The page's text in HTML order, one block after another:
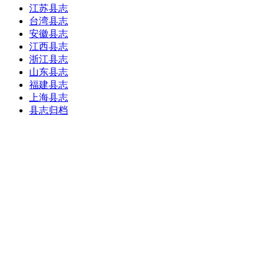
江苏县志
台湾县志
安徽县志
江西县志
浙江县志
山东县志
福建县志
上海县志
县志归档